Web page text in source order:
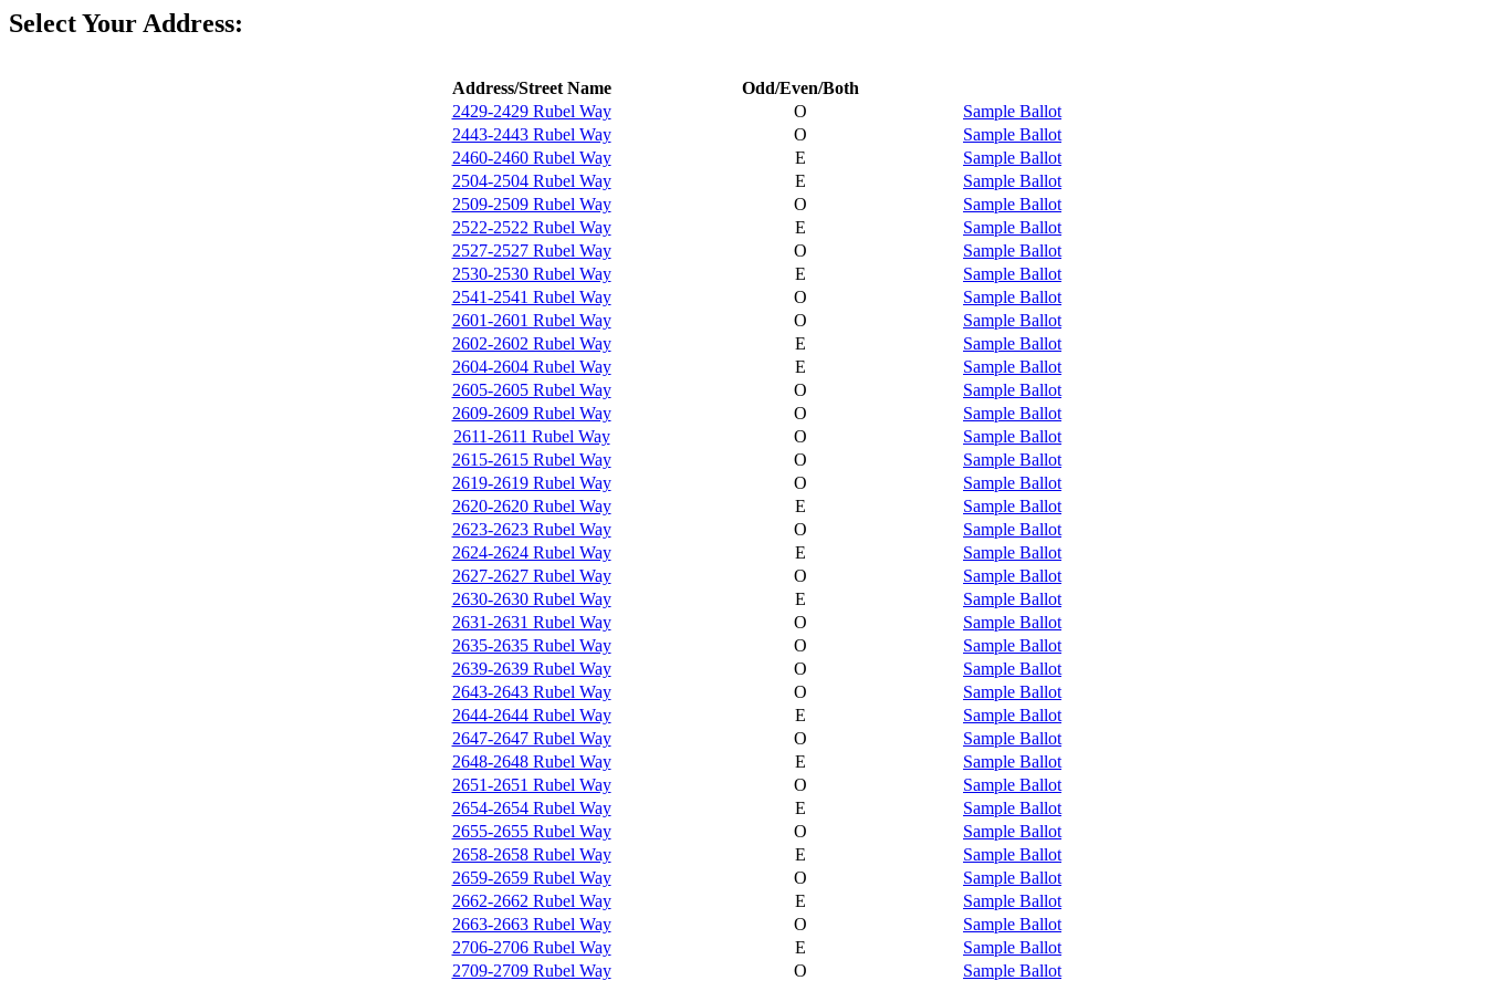
Select Your Address:
Address/Street Name
Odd/Even/Both
2429-2429 Rubel Way
O
Sample Ballot
2443-2443 Rubel Way
O
Sample Ballot
2460-2460 Rubel Way
E
Sample Ballot
2504-2504 Rubel Way
E
Sample Ballot
2509-2509 Rubel Way
O
Sample Ballot
2522-2522 Rubel Way
E
Sample Ballot
2527-2527 Rubel Way
O
Sample Ballot
2530-2530 Rubel Way
E
Sample Ballot
2541-2541 Rubel Way
O
Sample Ballot
2601-2601 Rubel Way
O
Sample Ballot
2602-2602 Rubel Way
E
Sample Ballot
2604-2604 Rubel Way
E
Sample Ballot
2605-2605 Rubel Way
O
Sample Ballot
2609-2609 Rubel Way
O
Sample Ballot
2611-2611 Rubel Way
O
Sample Ballot
2615-2615 Rubel Way
O
Sample Ballot
2619-2619 Rubel Way
O
Sample Ballot
2620-2620 Rubel Way
E
Sample Ballot
2623-2623 Rubel Way
O
Sample Ballot
2624-2624 Rubel Way
E
Sample Ballot
2627-2627 Rubel Way
O
Sample Ballot
2630-2630 Rubel Way
E
Sample Ballot
2631-2631 Rubel Way
O
Sample Ballot
2635-2635 Rubel Way
O
Sample Ballot
2639-2639 Rubel Way
O
Sample Ballot
2643-2643 Rubel Way
O
Sample Ballot
2644-2644 Rubel Way
E
Sample Ballot
2647-2647 Rubel Way
O
Sample Ballot
2648-2648 Rubel Way
E
Sample Ballot
2651-2651 Rubel Way
O
Sample Ballot
2654-2654 Rubel Way
E
Sample Ballot
2655-2655 Rubel Way
O
Sample Ballot
2658-2658 Rubel Way
E
Sample Ballot
2659-2659 Rubel Way
O
Sample Ballot
2662-2662 Rubel Way
E
Sample Ballot
2663-2663 Rubel Way
O
Sample Ballot
2706-2706 Rubel Way
E
Sample Ballot
2709-2709 Rubel Way
O Sample Ballot